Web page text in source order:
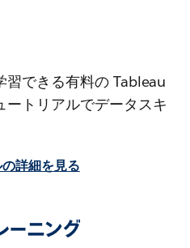
習できる有料の Tableau
ートリアルでデータスキ
詳細を見る
ーニング